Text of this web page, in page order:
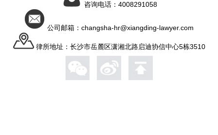
咨询电话：4008291058
公司邮箱：changsha-hr@xiangding-lawyer.com
律所地址：长沙市岳麓区潇湘北路启迪协信中心5栋3510